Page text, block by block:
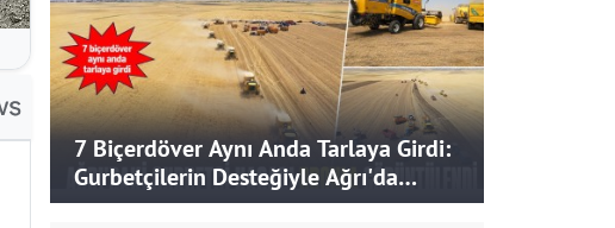
7 Biçerdöver Aynı Anda Tarlaya Girdi:
Gurbetçilerin Desteğiyle Ağrı'da
Bereketli Hasat